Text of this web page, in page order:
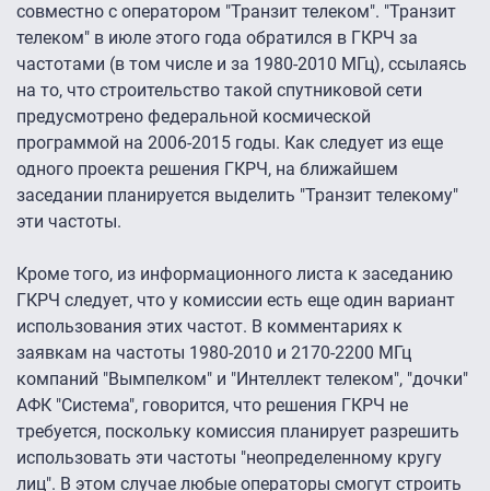
совместно с оператором "Транзит телеком". "Транзит
телеком" в июле этого года обратился в ГКРЧ за
частотами (в том числе и за 1980-2010 МГц), ссылаясь
на то, что строительство такой спутниковой сети
предусмотрено федеральной космической
программой на 2006-2015 годы. Как следует из еще
одного проекта решения ГКРЧ, на ближайшем
заседании планируется выделить "Транзит телекому"
эти частоты.
Кроме того, из информационного листа к заседанию
ГКРЧ следует, что у комиссии есть еще один вариант
использования этих частот. В комментариях к
заявкам на частоты 1980-2010 и 2170-2200 МГц
компаний "Вымпелком" и "Интеллект телеком", "дочки"
АФК "Система", говорится, что решения ГКРЧ не
требуется, поскольку комиссия планирует разрешить
использовать эти частоты "неопределенному кругу
лиц". В этом случае любые операторы смогут строить